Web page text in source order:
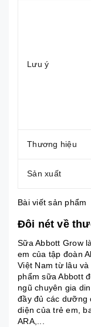
Lưu ý
Thương hiệu
Sản xuất
Bài viết sản phẩm
Đôi nét về
Sữa Abbott Grow
em của tập đoàn
Việt Nam từ lâu
phẩm sữa Abbott
ngũ chuyên gia
đầy đủ các dưỡng
diện của trẻ em,
ARA,...